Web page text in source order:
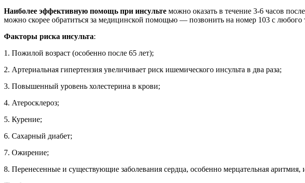
Наиболее эффективную помощь при инсульте можно оказать в течение 3-6 часов
можно скорее обратиться за медицинской помощью — позвонить на номер 103 с любого
Факторы риска инсульта:
1. Пожилой возраст (особенно после 65 лет);
2. Артериальная гипертензия увеличивает риск ишемического инсульта в два раза;
3. Повышенный уровень холестерина в крови;
4. Атеросклероз;
5. Курение;
6. Сахарный диабет;
7. Ожирение;
8. Перенесенные и существующие заболевания сердца, особенно мерцательная аритмия,